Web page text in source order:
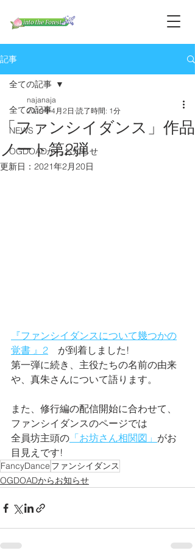
記事
全ての記事
NEWS
OGDOADからお知らせ
全ての記事
「ファンシイダンス」作品
ノート第2弾
najanaja
2019年4月2日 読了時間: 1分
更新日： 2021年2月20日
『ファンシイダンスについて幾つかの
覚書 』2 が到着しました!
第一弾に続き、主役たちの名前の由来
や、真朱さんについて語ります。
また、修行編の配信開始に合わせて、
ファンシイダンスのページでは
全員坊主頭の 「お坊さん相関図」 がお
目見えです!
FancyDance ファンシイダンス
OGDOADからお知らせ